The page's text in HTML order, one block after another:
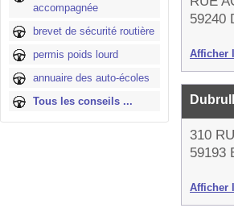
accompagnée
brevet de sécurité routière
permis poids lourd
annuaire des auto-écoles
Tous les conseils ...
59240
Afficher
310
59193
Afficher